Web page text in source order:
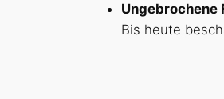
Ungebrochene
Bis heute